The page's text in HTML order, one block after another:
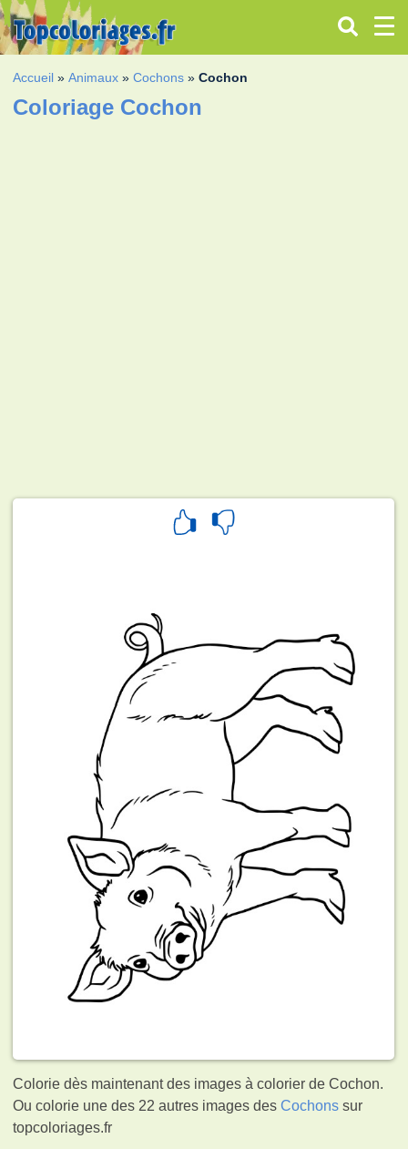
Accueil »Animaux »Cochons »Cochon
Coloriage Cochon
Colorie dès maintenant des images à colorier de Cochon.
Ou colorie une des 22 autres images desCochons sur
topcoloriages.fr